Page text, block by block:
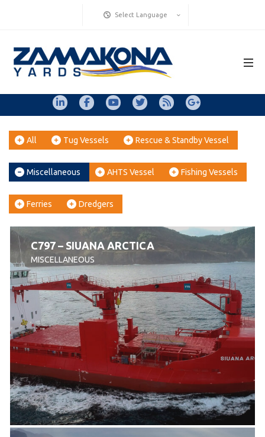
Select Language
All Tug Vessels Rescue & Standby Vessel
Miscellaneous AHTS Vessel Fishing Vessels
Ferries Dredgers
C797 – SIUANA ARCTICA
MISCELLANEOUS